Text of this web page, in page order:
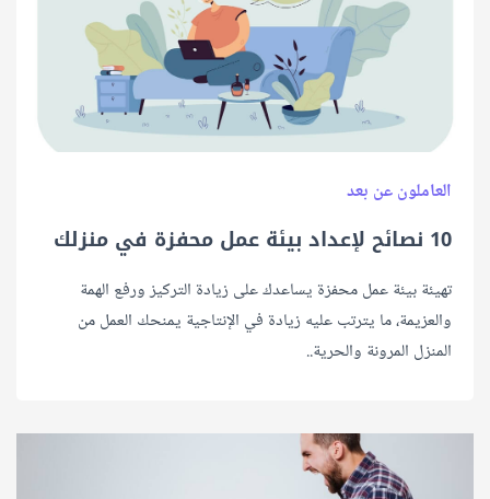
العاملون عن بعد
10 نصائح لإعداد بيئة عمل محفزة في منزلك
تهيئة بيئة عمل محفزة يساعدك على زيادة التركيز ورفع الهمة
والعزيمة، ما يترتب عليه زيادة في الإنتاجية يمنحك العمل من
المنزل المرونة والحرية..